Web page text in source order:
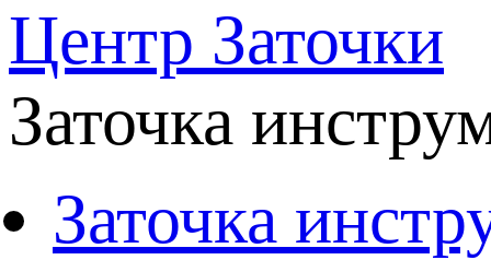
Центр Заточки
Заточка
Заточка